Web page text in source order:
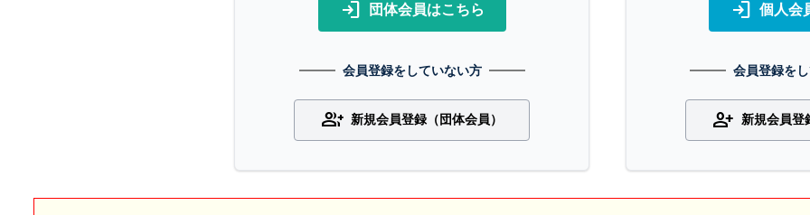
login 団体会員はこちら
会員登録をしていない方
group_add 新規会員登録（団体会員）
login 個人会
会員登録を
person_add 新規会員登